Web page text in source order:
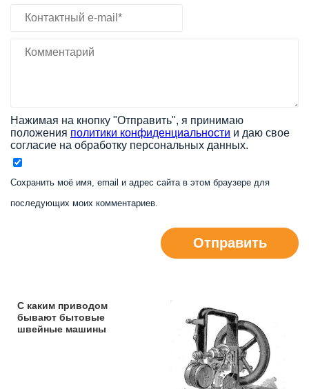
Нажимая на кнопку "Отправить", я принимаю
положения политики конфиденциальности и даю свое
согласие на обработку персональных данных.
Сохранить моё имя, email и адрес сайта в этом браузере для
последующих моих комментариев.
Отправить
С каким приводом
бывают бытовые
швейные машины